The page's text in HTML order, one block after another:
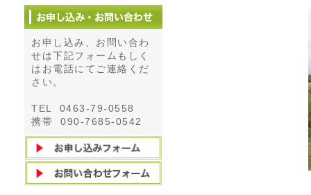
お申し込み、お問い合わ
せは下記フォームもしく
はお電話にてご連絡くだ
さい。
TEL 0463-79-0558
携帯 090-7685-0542